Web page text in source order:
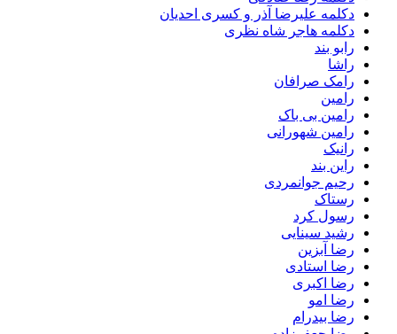
دکلمه علیرضا آذر و کسری احدیان
دکلمه هاجر شاه نظری
رابو بند
راشا
رامک صرافان
رامین
رامین بی باک
رامین شهورانی
رانیک
راین بند
رحیم جوانمردی
رستاک
رسول کرد
رشید سینایی
رضا آبزین
رضا استادی
رضا اکبری
رضا امو
رضا بیدرام